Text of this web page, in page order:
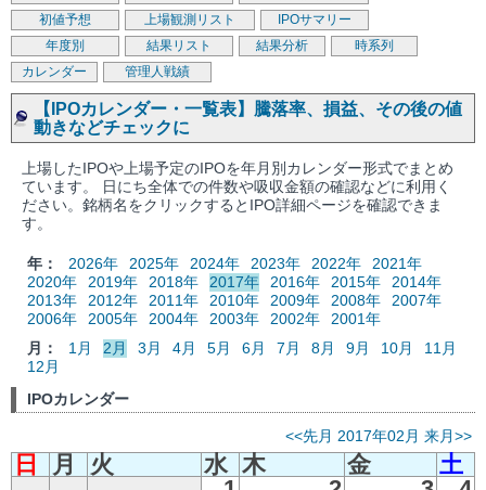
初値予想
上場観測リスト
IPOサマリー
年度別
結果リスト 結果分析
時系列
カレンダー
管理人戦績
【IPOカレンダー・一覧表】騰落率、損益、その後の値
動きなどチェックに
上場したIPOや上場予定のIPOを年月別カレンダー形式でまとめ
ています。 日にち全体での件数や吸収金額の確認などに利用く
ださい。銘柄名をクリックするとIPO詳細ページを確認できま
す。
年： 2026年 2025年 2024年 2023年 2022年
2021年
2020年
2019年 2018年 2017年 2016年 2015年
2014年
2013年
2012年 2011年 2010年 2009年 2008年
2007年
2006年
2005年 2004年 2003年 2002年
2001年
月：
1月 2月 3月 4月 5月 6月 7月 8月 9月 10月
11月
12月
IPOカレンダー
<<先月 2017年02月 来月>>
日 月 火 水 木 金
土